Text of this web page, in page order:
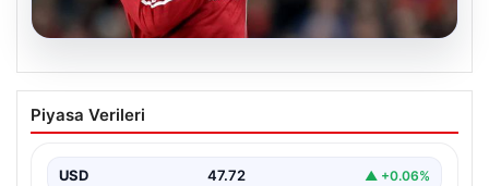
05.08.2026
Beşiktaş’tan Mohamed Salah sonrası
dev hamle!
Piyasa Verileri
USD 47.72 ▲ +0.06%